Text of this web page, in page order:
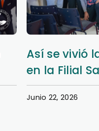
Aprendizaje
Italia
Junio 20, 2026